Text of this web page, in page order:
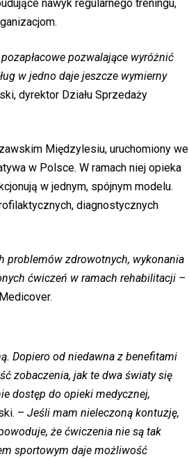
nawyk regularnego treningu,
pozwalające wyróżnić
w jedno daje jeszcze wymierny
dyrektor Działu Sprzedaży
Międzylesiu, uruchomiony we
w Polsce. W ramach niej opieka
w jednym, spójnym modelu.
diagnostycznych
problemów zdrowotnych, wykonania
ćwiczeń w ramach rehabilitacji –
Dopiero od niedawna z benefitami
zobaczenia, jak te dwa światy się
dostęp do opieki medycznej,
– Jeśli mam nieleczoną kontuzję,
że ćwiczenia nie są tak
sportowym daje możliwość